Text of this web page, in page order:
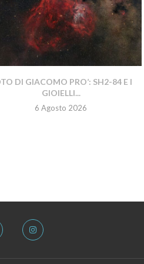
DI GIACOMO PRO’: SH2-84 E I
GIOIELLI...
6 Agosto 2026